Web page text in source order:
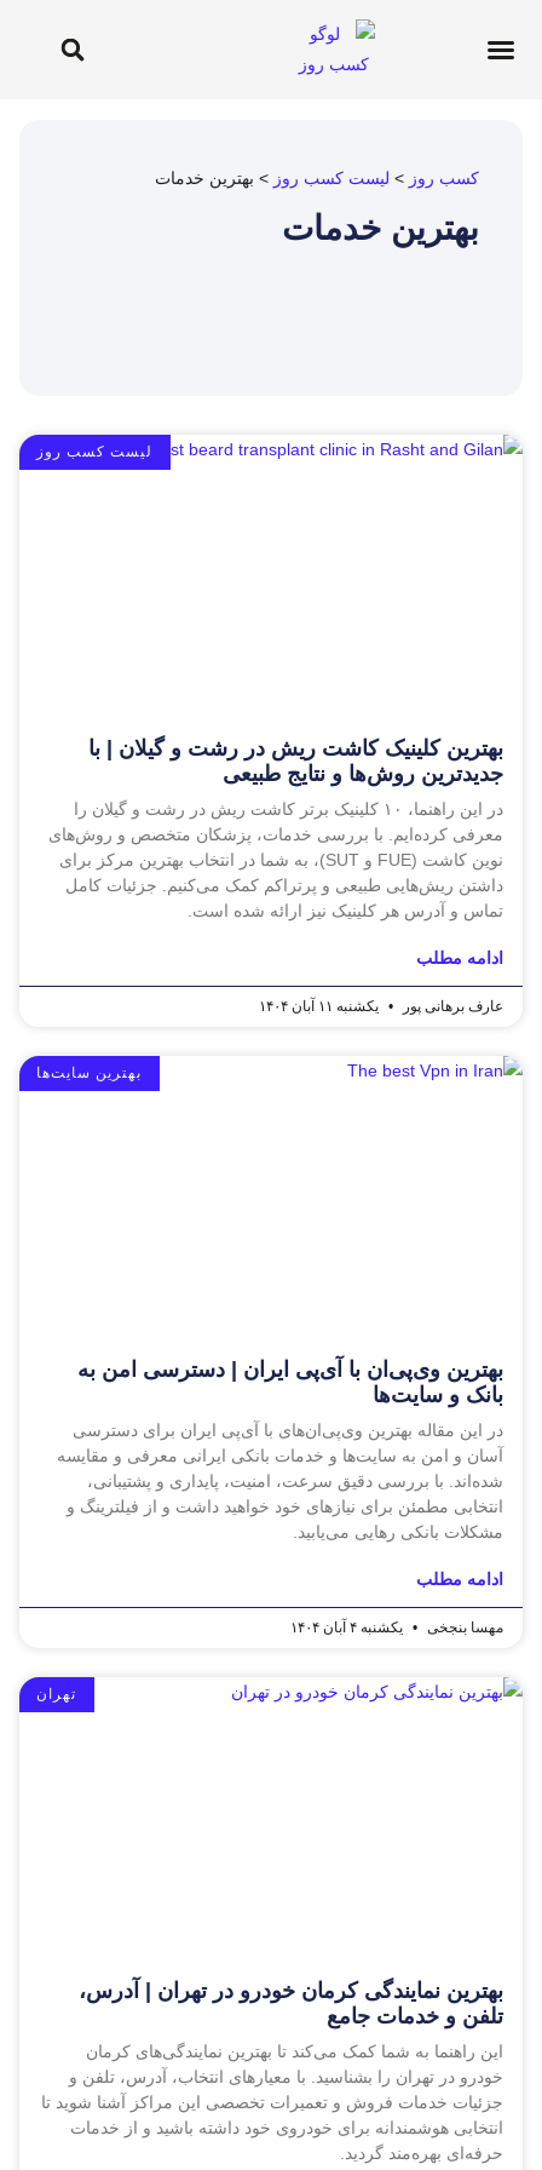
کسب روز > لیست کسب روز > بهترین خدمات
بهترین خدمات
لیست کسب روز
بهترین کلینیک کاشت ریش در رشت و گیلان | با
جدیدترین روش‌ها و نتایج طبیعی
در این راهنما، ۱۰ کلینیک برتر کاشت ریش در رشت و گیلان را
معرفی کرده‌ایم. با بررسی خدمات، پزشکان متخصص و روش‌های
نوین کاشت (FUE و SUT)، به شما در انتخاب بهترین مرکز برای
داشتن ریش‌هایی طبیعی و پرتراکم کمک می‌کنیم. جزئیات کامل
تماس و آدرس هر کلینیک نیز ارائه شده است.
ادامه مطلب
عارف برهانی پور یکشنبه ۱۱ آبان ۱۴۰۴
بهترین سایت‌ها
بهترین وی‌پی‌ان با آی‌پی ایران | دسترسی امن به
بانک و سایت‌ها
در این مقاله بهترین وی‌پی‌ان‌های با آی‌پی ایران برای دسترسی
آسان و امن به سایت‌ها و خدمات بانکی ایرانی معرفی و مقایسه
شده‌اند. با بررسی دقیق سرعت، امنیت، پایداری و پشتیبانی،
انتخابی مطمئن برای نیازهای خود خواهید داشت و از فیلترینگ و
مشکلات بانکی رهایی می‌یابید.
ادامه مطلب
مهسا بنجخی یکشنبه ۴ آبان ۱۴۰۴
تهران
بهترین نمایندگی کرمان خودرو در تهران | آدرس،
تلفن و خدمات جامع
این راهنما به شما کمک می‌کند تا بهترین نمایندگی‌های کرمان
خودرو در تهران را بشناسید. با معیارهای انتخاب، آدرس، تلفن و
جزئیات خدمات فروش و تعمیرات تخصصی این مراکز آشنا شوید تا
انتخابی هوشمندانه برای خودروی خود داشته باشید و از خدمات
حرفه‌ای بهره‌مند گردید.